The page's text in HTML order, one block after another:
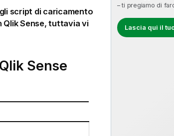
– ti pregiamo di
Lascia qui il
script di caricamento
Qlik Sense, tuttavia vi
Qlik Sense